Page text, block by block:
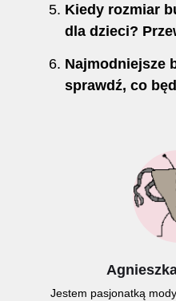
Kiedy rozmiar
dla dzieci?
Najmodniejsze
sprawdź, co
Jestem pasjonatką